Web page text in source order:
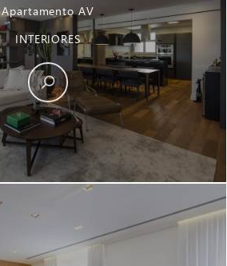
Apartamento AV
INTERIORES